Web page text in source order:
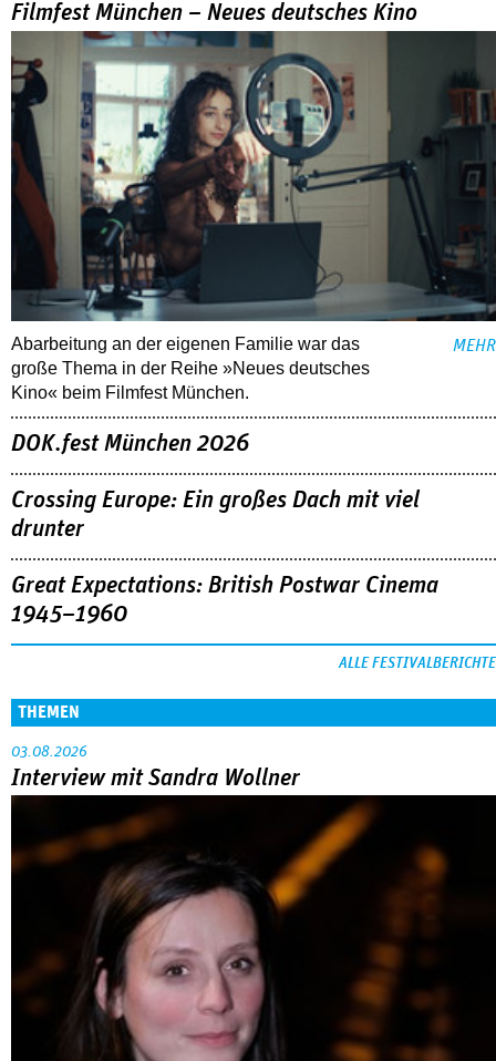
Filmfest München – Neues deutsches Kino
Abarbeitung an der eigenen Familie war das
große Thema in der Reihe »Neues deutsches
Kino« beim Filmfest München.
MEHR
DOK.fest München 2026
Crossing Europe: Ein großes Dach mit viel
drunter
Great Expectations: British Postwar Cinema
1945–1960
ALLE FESTIVALBERICHTE
THEMEN
03.08.2026
Interview mit Sandra Wollner